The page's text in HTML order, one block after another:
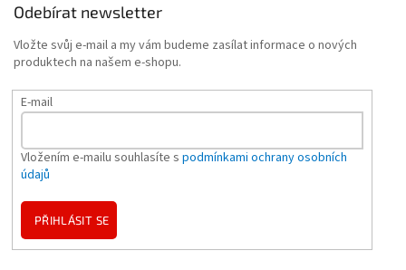
Odebírat newsletter
Vložte svůj e-mail a my vám budeme zasílat informace o nových
produktech na našem e-shopu.
E-mail
Vložením e-mailu souhlasíte s podmínkami ochrany osobních
údajů
PŘIHLÁSIT SE